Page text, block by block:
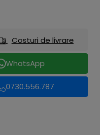
Costuri de livrare
WhatsApp
0730.556.787